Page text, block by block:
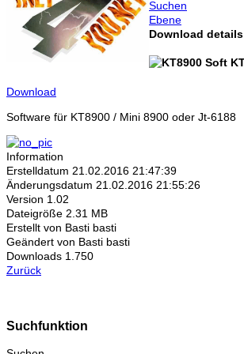
Suchen
Ebene
Download details
Download
Software für KT8900 / Mini 8900 oder Jt-6188
Information
Erstelldatum 21.02.2016 21:47:39
Änderungsdatum 21.02.2016 21:55:26
Version 1.02
Dateigröße 2.31 MB
Erstellt von Basti basti
Geändert von Basti basti
Downloads 1.750
Zurück
Suchfunktion